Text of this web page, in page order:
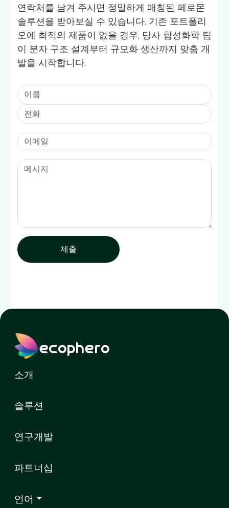
연락처를 남겨 주시면 정밀하게 매칭된 페로몬
솔루션을 받아보실 수 있습니다. 기존 포트폴리
오에 최적의 제품이 없을 경우, 당사 합성화학 팀
이 분자 구조 설계부터 규모화 생산까지 맞춤 개
발을 시작합니다.
제출
ecophero
소개
솔루션
연구개발
파트너십
언어